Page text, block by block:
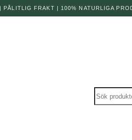
FRAKT | 100% NATURLIGA
Sök
produkter